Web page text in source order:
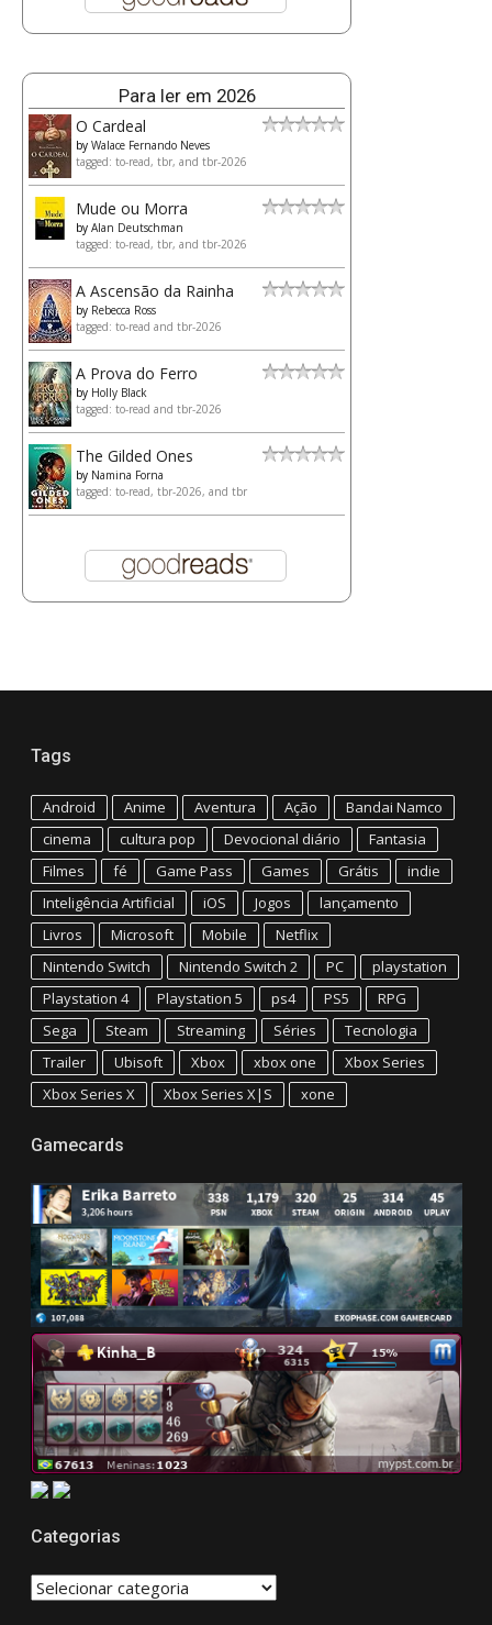
Para ler em 2026
O Cardeal
by Walace Fernando Neves
tagged: to-read, tbr, and tbr-2026
Mude ou Morra
by Alan Deutschman
tagged: to-read, tbr, and tbr-2026
A Ascensão da Rainha
by Rebecca Ross
tagged: to-read and tbr-2026
A Prova do Ferro
by Holly Black
tagged: to-read and tbr-2026
The Gilded Ones
by Namina Forna
tagged: to-read, tbr-2026, and tbr
Tags
Android Anime Aventura Ação
Bandai Namco
cinema
cultura pop Devocional diário
Fantasia
Filmes
fé Game Pass Games Grátis
indie
Inteligência Artificial
iOS Jogos
lançamento
Livros
Microsoft Mobile
Netflix
Nintendo Switch
Nintendo Switch 2 PC
playstation
Playstation 4
Playstation 5 ps4 PS5
RPG
Sega
Steam Streaming Séries
Tecnologia
Trailer
Ubisoft Xbox xbox one
Xbox Series
Xbox Series X
Xbox Series X|S xone
Gamecards
Categorias
CATEGORIAS